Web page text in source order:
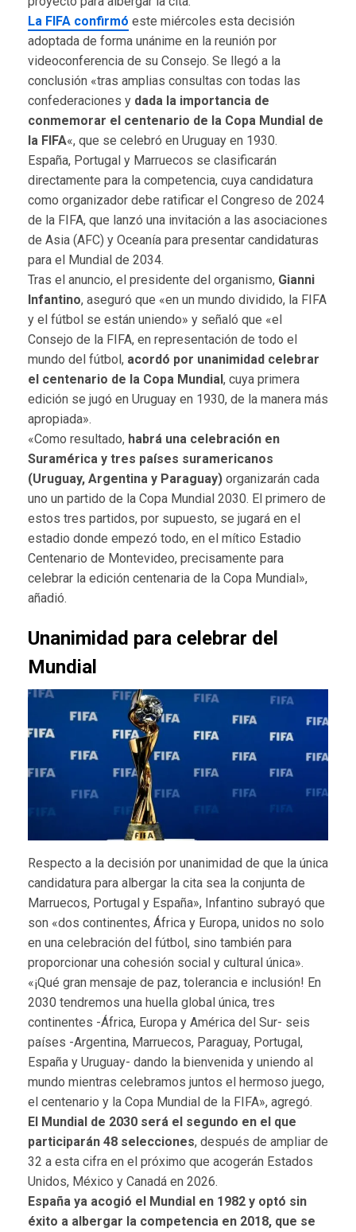
La FIFA confirmó este miércoles esta decisión
adoptada de forma unánime en la reunión por
videoconferencia de su Consejo. Se llegó a la
conclusión «tras amplias consultas con todas las
confederaciones y dada la importancia de
conmemorar el centenario de la Copa Mundial de
la FIFA«, que se celebró en Uruguay en 1930.
España, Portugal y Marruecos se clasificarán
directamente para la competencia, cuya candidatura
como organizador debe ratificar el Congreso de 2024
de la FIFA, que lanzó una invitación a las asociaciones
de Asia (AFC) y Oceanía para presentar candidaturas
para el Mundial de 2034.
Tras el anuncio, el presidente del organismo, Gianni
Infantino, aseguró que «en un mundo dividido, la FIFA
y el fútbol se están uniendo» y señaló que «el
Consejo de la FIFA, en representación de todo el
mundo del fútbol, ​​ acordó por unanimidad celebrar
el centenario de la Copa Mundial, cuya primera
edición se jugó en Uruguay en 1930, de la manera más
apropiada».
«Como resultado, habrá una celebración en
Suramérica y tres países suramericanos
(Uruguay, Argentina y Paraguay) organizarán cada
uno un partido de la Copa Mundial 2030. El primero de
estos tres partidos, por supuesto, se jugará en el
estadio donde empezó todo, en el mítico Estadio
Centenario de Montevideo, precisamente para
celebrar la edición centenaria de la Copa Mundial»,
añadió.
Unanimidad para celebrar del
Mundial
Respecto a la decisión por unanimidad de que la única
candidatura para albergar la cita sea la conjunta de
Marruecos, Portugal y España», Infantino subrayó que
son «dos continentes, África y Europa, unidos no solo
en una celebración del fútbol, ​​sino también para
proporcionar una cohesión social y cultural única».
«¡Qué gran mensaje de paz, tolerancia e inclusión! En
2030 tendremos una huella global única, tres
continentes -África, Europa y América del Sur- seis
países -Argentina, Marruecos, Paraguay, Portugal,
España y Uruguay- dando la bienvenida y uniendo al
mundo mientras celebramos juntos el hermoso juego,
el centenario y la Copa Mundial de la FIFA», agregó.
El Mundial de 2030 será el segundo en el que
participarán 48 selecciones, después de ampliar de
32 a esta cifra en el próximo que acogerán Estados
Unidos, México y Canadá en 2026.
España ya acogió el Mundial en 1982 y optó sin
éxito a albergar la competencia en 2018, que se